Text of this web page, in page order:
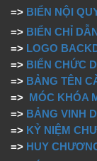
=> BIỂN NỘI
=> BIỂN CHỈ
=> LOGO
=> BIỂN CHỨC
=> BẢNG TÊN
=> MÓC KHÓA
=> BẢNG VINH
=> KỶ NIỆM
=> HUY